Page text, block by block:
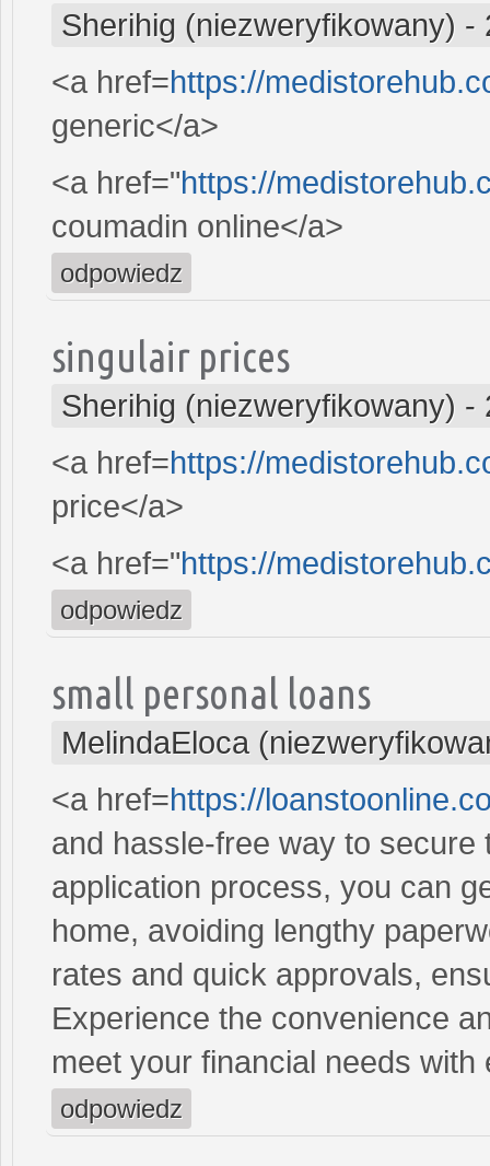
Sherihig (niezweryfikowany) -
<a href=https://
generic</a>
<a href="https://
coumadin online</a>
odpowiedz
singulair prices
Sherihig (niezweryfikowany) -
<a href=https://
price</a>
<a href="https://
odpowiedz
small personal loans
MelindaEloca
<a href=https://
and hassle-free way to
application process, you can
home, avoiding lengthy
rates and quick approvals,
Experience the convenience
meet your financial needs with
odpowiedz